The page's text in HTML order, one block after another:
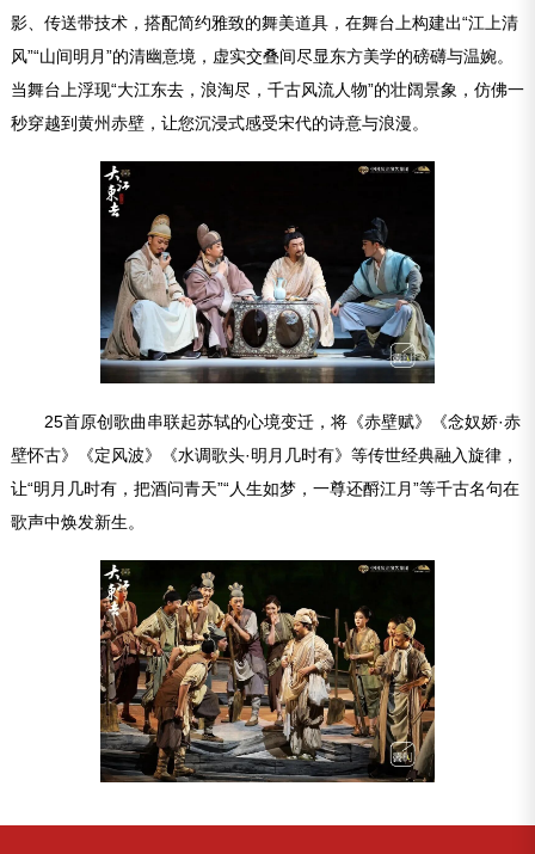
影、传送带技术，搭配简约雅致的舞美道具，在舞台上构建出“江上清
风”“山间明月”的清幽意境，虚实交叠间尽显东方美学的磅礴与温婉。
当舞台上浮现“大江东去，浪淘尽，千古风流人物”的壮阔景象，仿佛一
秒穿越到黄州赤壁，让您沉浸式感受宋代的诗意与浪漫。
25首原创歌曲串联起苏轼的心境变迁，将《赤壁赋》《念奴娇·赤
壁怀古》《定风波》《水调歌头·明月几时有》等传世经典融入旋律，
让“明月几时有，把酒问青天”“人生如梦，一尊还酹江月”等千古名句在
歌声中焕发新生。